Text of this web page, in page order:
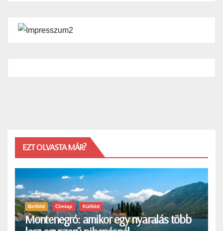
EZT OLVASTA MÁR?
Belföld Címlap Külföld
Montenegró: amikor egy nyaralás több